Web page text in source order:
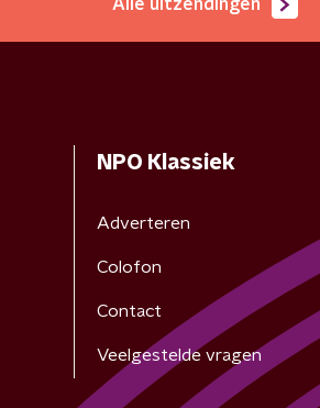
Alle uitzendingen
NPO Klassiek
Adverteren
Colofon
Contact
Veelgestelde vragen